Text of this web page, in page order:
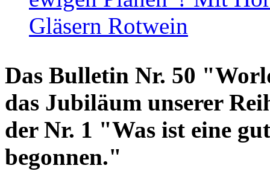
Gläsern Rotwein
Das Bulletin Nr. 50
das Jubiläum unserer
der Nr. 1 "Was ist eine
begonnen."